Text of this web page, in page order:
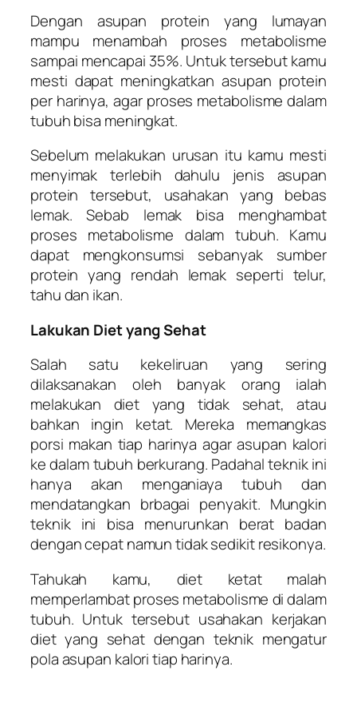
Dengan asupan protein yang lumayan
mampu menambah proses metabolisme
sampai mencapai 35%. Untuk tersebut kamu
mesti dapat meningkatkan asupan protein
per harinya, agar proses metabolisme dalam
tubuh bisa meningkat.
Sebelum melakukan urusan itu kamu mesti
menyimak terlebih dahulu jenis asupan
protein tersebut, usahakan yang bebas
lemak. Sebab lemak bisa menghambat
proses metabolisme dalam tubuh. Kamu
dapat mengkonsumsi sebanyak sumber
protein yang rendah lemak seperti telur,
tahu dan ikan.
Lakukan Diet yang Sehat
Salah satu kekeliruan yang sering
dilaksanakan oleh banyak orang ialah
melakukan diet yang tidak sehat, atau
bahkan ingin ketat. Mereka memangkas
porsi makan tiap harinya agar asupan kalori
ke dalam tubuh berkurang. Padahal teknik ini
hanya akan menganiaya tubuh dan
mendatangkan brbagai penyakit. Mungkin
teknik ini bisa menurunkan berat badan
dengan cepat namun tidak sedikit resikonya.
Tahukah kamu, diet ketat malah
memperlambat proses metabolisme di dalam
tubuh. Untuk tersebut usahakan kerjakan
diet yang sehat dengan teknik mengatur
pola asupan kalori tiap harinya.